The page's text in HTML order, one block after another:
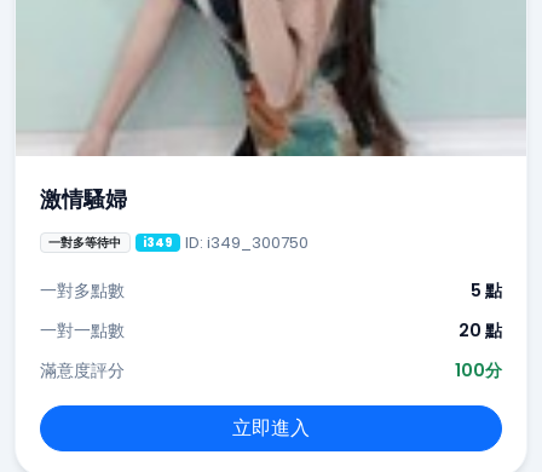
激情騷婦
一對多等待中 i349 ID: i349_300750
一對多點數
5 點
一對一點數
20 點
滿意度評分
100分
立即進入